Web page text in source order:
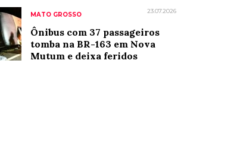
MATO GROSSO 23.07.2026
Ônibus com 37 passageiros
tomba na BR-163 em Nova
Mutum e deixa feridos